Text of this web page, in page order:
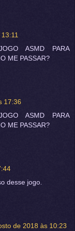
ASMD PARA
ME PASSAR?
17:36
ASMD PARA
ME PASSAR?
desse jogo.
de 2018 às 10:23